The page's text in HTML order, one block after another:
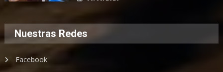
Nuestras Redes
Facebook